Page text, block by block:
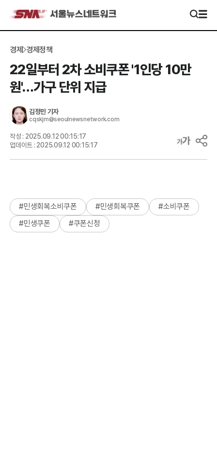
경제 경제정책
22일부터 2차 소비쿠폰 '1인당 10만
원'…가구 단위 지급
김정민 기자
cqskjm@seoulnewsnetwork.com
작성 : 2025.09.12 00:15:17
업데이트 : 2025.09.12 00:15:17
#민생회복소비쿠폰 #민생회복쿠폰 #소비쿠폰
#민생쿠폰 #쿠폰신청